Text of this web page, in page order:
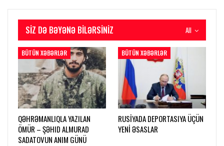
All
SIZ DƏ BƏYƏNƏ BILƏRSINIZ
BÜTÜN XƏBƏRLƏR
QƏHRƏMANLIQLA YAZILAN
ÖMÜR – ŞƏHID ALMURAD
SADATOVUN ANIM GÜNÜ
BÜTÜN XƏBƏRLƏR
RUSİYADA DEPORTASIYA ÜÇÜN
YENİ ƏSASLAR